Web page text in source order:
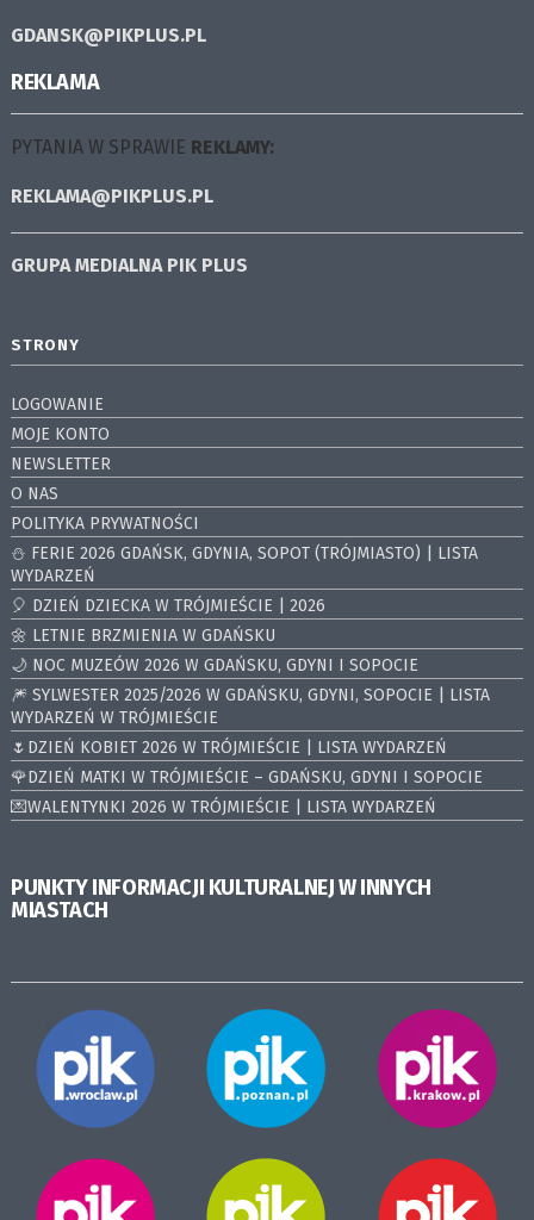
GDANSK@PIKPLUS.PL
REKLAMA
PYTANIA W SPRAWIE REKLAMY:
REKLAMA@PIKPLUS.PL
GRUPA MEDIALNA PIK PLUS
STRONY
LOGOWANIE
MOJE KONTO
NEWSLETTER
O NAS
POLITYKA PRYWATNOŚCI
⛄️ FERIE 2026 GDAŃSK, GDYNIA, SOPOT (TRÓJMIASTO) | LISTA
WYDARZEŃ
🎈 DZIEŃ DZIECKA W TRÓJMIEŚCIE | 2026
🌼 LETNIE BRZMIENIA W GDAŃSKU
🌙 NOC MUZEÓW 2026 W GDAŃSKU, GDYNI I SOPOCIE
🎆 SYLWESTER 2025/2026 W GDAŃSKU, GDYNI, SOPOCIE | LISTA
WYDARZEŃ W TRÓJMIEŚCIE
🌷DZIEŃ KOBIET 2026 W TRÓJMIEŚCIE | LISTA WYDARZEŃ
🌹DZIEŃ MATKI W TRÓJMIEŚCIE – GDAŃSKU, GDYNI I SOPOCIE
💌WALENTYNKI 2026 W TRÓJMIEŚCIE | LISTA WYDARZEŃ
PUNKTY INFORMACJI KULTURALNEJ W INNYCH
MIASTACH